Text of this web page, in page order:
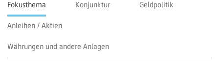
Fokusthema Konjunktur Geldpolitik
Anleihen / Aktien
Währungen und andere Anlagen